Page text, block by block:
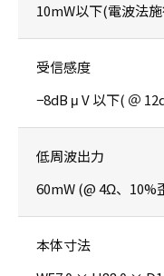
10mW以下(電波法
受信感度
−8dB μ V 以下( ＠
低周波出力
60mW (@ 4Ω、10%
本体寸法